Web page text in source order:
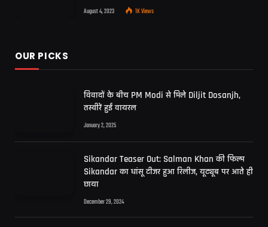
August 4, 2023 1KViews
OUR PICKS
विवादों के बीच PM Modi से मिले Diljit Dosanjh,
तस्वीरें हुईं वायरल
January 2, 2025
Sikandar Teaser Out: Salman Khan की फिल्म
Sikandar का धांसू टीजर हुआ रिलीज, यूट्यूब पर आते ही
छाया
December 29, 2024